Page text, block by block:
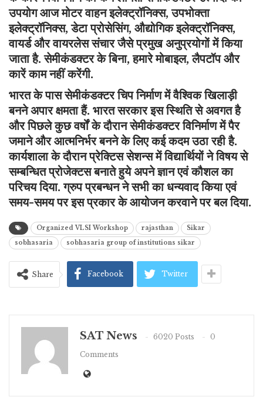
उपयोग आज मोटर वाहन इलेक्ट्रॉनिक्स, उपभोक्ता
इलेक्ट्रॉनिक्स, डेटा प्रोसेसिंग, औद्योगिक इलेक्ट्रॉनिक्स,
वायर्ड और वायरलेस संचार जैसे प्रमुख अनुप्रयोगों में किया
जाता है. सेमीकंडक्टर के बिना, हमारे मोबाइल, लैपटॉप और
कारें काम नहीं करेंगी.
भारत के पास सेमीकंडक्टर चिप निर्माण में वैश्विक खिलाड़ी
बनने अपार क्षमता हैं. भारत सरकार इस स्थिति से अवगत है
और पिछले कुछ वर्षों के दौरान सेमीकंडक्टर विनिर्माण में पैर
जमाने और आत्मनिर्भर बनने के लिए कई कदम उठा रही है.
कार्यशाला के दौरान प्रेक्टिस सेशन्स में विद्यार्थियों ने विषय से
सम्बन्धित प्रोजेक्टस बनाते हुये अपने ज्ञान एवं कौशल का
परिचय दिया. ग्रुप प्रबन्धन ने सभी का धन्यवाद किया एवं
समय-समय पर इस प्रकार के आयोजन करवाने पर बल दिया.
Organized VLSI Workshop rajasthan
Sikar
sobhasaria
sobhasaria group of institutions sikar
Share Facebook Twitter
SAT News 6020 Posts
0
Comments